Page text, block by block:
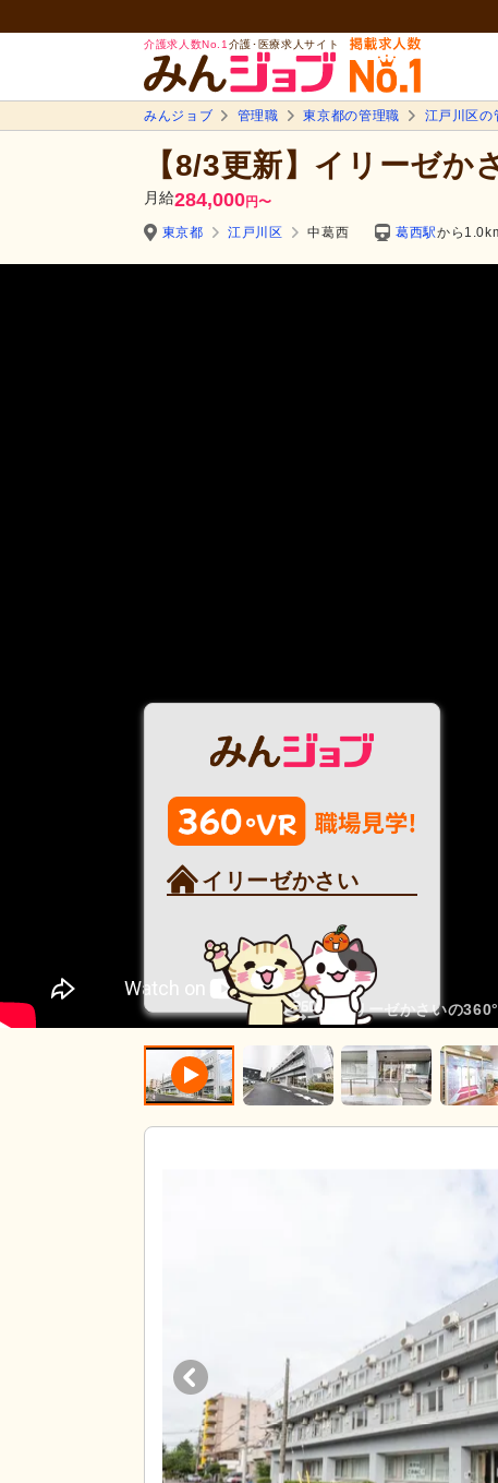
介護求人数No.1 介護･医療求人サイト
みんジョブ 管理職 東京都の管理職 江戸川区の
【8/3更新】イリーゼか
月給284,000円〜
東京都 江戸川区 中葛西 葛西駅から
イリーゼかさい
イリーゼかさいの